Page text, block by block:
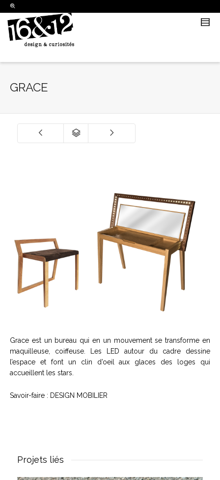
I'm looking forproductin a sizesize.
Show me the
GRACE
Grace est un bureau qui en un mouvement se transforme en
maquilleuse, coiffeuse. Les LED autour du cadre dessine
l’espace et font un clin d’oeil aux glaces des loges qui
accueillent les stars.
Savoir-faire : DESIGN MOBILIER
Projets liés